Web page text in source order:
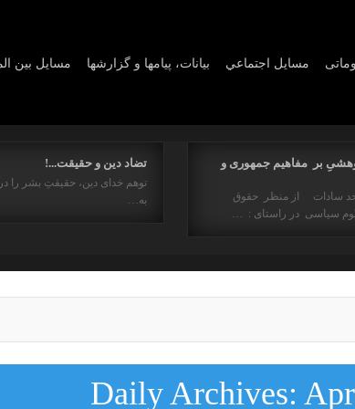
مسایل بین بیانات، پیامها و گزارشها مسايل اجتماعي
تضاد دین و حقیقت...!
توهم خدای دین، حقیقتِ بشر را در
به…
بر مفاهیم جمهوری و
سادات از منظر حقوق
سیاسی در راستای : …
Daily Archives: